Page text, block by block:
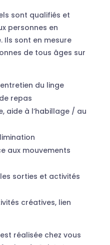
sont qualifiés et
personnes en
Ils sont en mesure
de tous âges sur
du linge
repas
aide à l’habillage / au
aux mouvements
sorties et activités
créatives, lien
réalisée chez vous